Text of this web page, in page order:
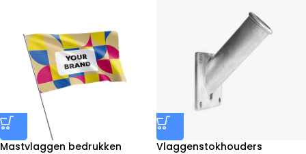
Mastvlaggen bedrukken
Vlaggenstokhouders